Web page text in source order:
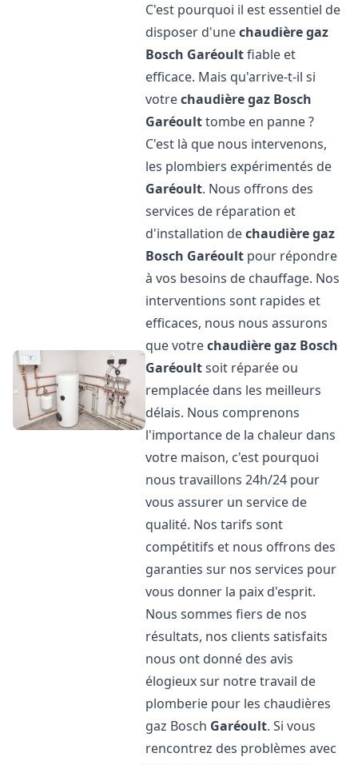
C'est pourquoi il est essentiel de
disposer d'unechaudière gaz
Bosch Garéoultfiable et
efficace. Mais qu'arrive-t-il si
votrechaudière gaz Bosch
Garéoulttombe en panne ?
C'est là que nous intervenons,
les plombiers expérimentés de
Garéoult. Nous offrons des
services de réparation et
d'installation dechaudière gaz
Bosch Garéoult pour répondre
à vos besoins de chauffage. Nos
interventions sont rapides et
efficaces, nous nous assurons
que votrechaudière gaz Bosch
Garéoultsoit réparée ou
remplacée dans les meilleurs
délais. Nous comprenons
l'importance de la chaleur dans
votre maison, c'est pourquoi
nous travaillons 24h/24 pour
vous assurer un service de
qualité. Nos tarifs sont
compétitifs et nous offrons des
garanties sur nos services pour
vous donner la paix d'esprit.
Nous sommes fiers de nos
résultats, nos clients satisfaits
nous ont donné des avis
élogieux sur notre travail de
plomberie pour les chaudières
gaz Bosch Garéoult. Si vous
rencontrez des problèmes avec